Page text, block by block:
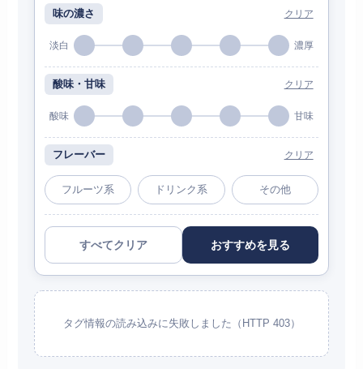
味の濃さ クリア
淡白 濃厚
酸味・甘味 クリア
酸味 甘味
フレーバー クリア
フルーツ系 ドリンク系 その他
すべてクリア おすすめを見る
タグ情報の読み込みに失敗しました（HTTP 403）